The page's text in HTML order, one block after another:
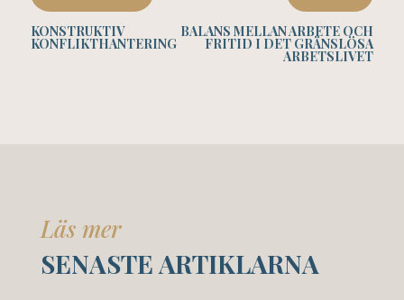
KONSTRUKTIV
KONFLIKTHANTERING
BALANS MELLAN ARBETE OCH
FRITID I DET GRÄNSLÖSA
ARBETSLIVET
Läs mer
SENASTE ARTIKLARNA